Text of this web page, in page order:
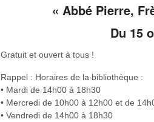
« Abbé Pierre,
Du 15
Gratuit et ouvert à tous !
Rappel : Horaires de la bibliothèque :
• Mardi de 14h00 à 18h30
• Mercredi de 10h00 à 12h00 et de
• Vendredi de 14h00 à 18h30